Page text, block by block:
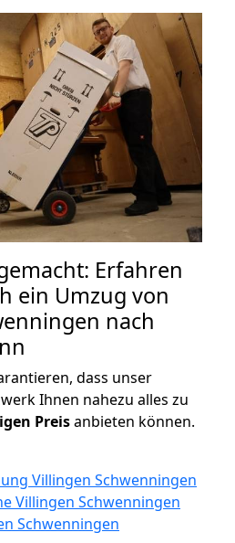
Erfahren
ein Umzug von
nach
dass unser
Ihnen nahezu alles zu
Preisanbieten können.
Villingen Schwenningen
Villingen Schwenningen
Schwenningen